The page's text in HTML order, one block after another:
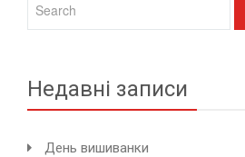
Недавні записи
День вишиванки